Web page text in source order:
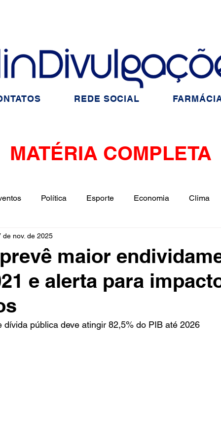
MATÉRIA COMPLETA
Política Esporte Economia Clima
Cidades
Influencer Luto Artista Seleção
maior
e alerta para
de nov. de 2025
dívida pública deve atingir 82,5% do PIB até 2026
REDE SOCIAL